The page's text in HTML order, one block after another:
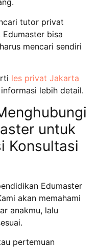
tutor privat
bisa
mencari sendiri
les privat Jakarta
lebih detail.
untuk
Konsultasi
Edumaster
akan memahami
anakmu, lalu
pertemuan